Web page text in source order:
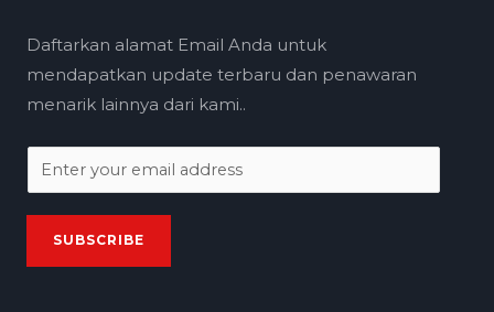
Daftarkan alamat Email Anda untuk
mendapatkan update terbaru dan penawaran
menarik lainnya dari kami..
m
a
SUBSCRIBE